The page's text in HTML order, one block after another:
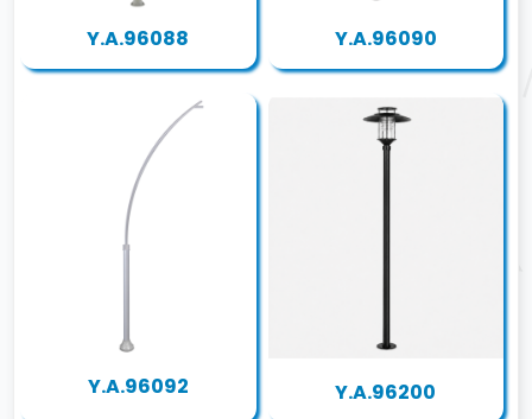
Y.A.96088 Y.A.96090
Y.A.96092 Y.A.96200